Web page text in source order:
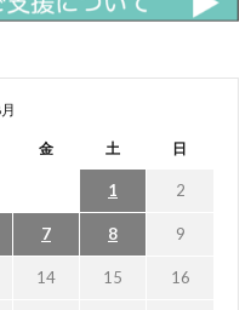
金 土 日
1 2
7 8 9
14 15 16